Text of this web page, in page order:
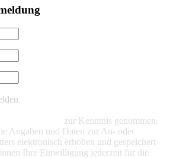
zur Kenntnis genommen.
Angaben und Daten zur An- oder
elektronisch erhoben und gespeichert
Ihre Einwilligung jederzeit für die